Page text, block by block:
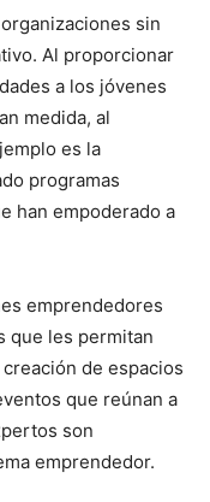
sin
Al proporcionar
a los jóvenes
medida, al
es la
programas
han empoderado a
emprendedores
que les permitan
de espacios
que reúnan a
son
emprendedor.